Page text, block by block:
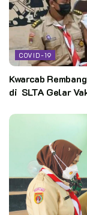
COVID-19
Kwarcab
di SLTA Gelar